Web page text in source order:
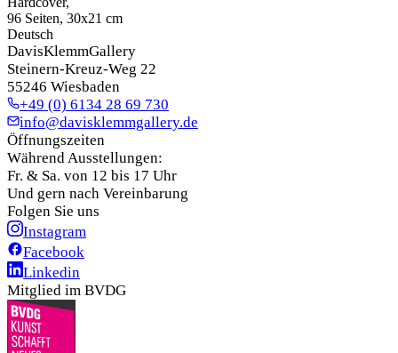
96 Seiten, 30x21 cm
Deutsch
DavisKlemmGallery
Steinern-Kreuz-Weg 22
55246 Wiesbaden
+49 (0) 6134 28 69 730
info@davisklemmgallery.de
Öffnungszeiten
Während Ausstellungen:
Fr. & Sa. von 12 bis 17 Uhr
Und gern nach Vereinbarung
Folgen Sie uns
Instagram
Facebook
Linkedin
Mitglied im BVDG